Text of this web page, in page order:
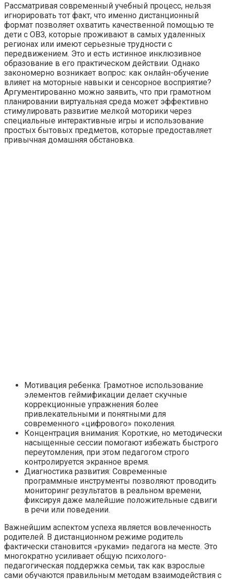
Рассматривая современный учебный процесс, нельзя
игнорировать тот факт, что именно дистанционный
формат позволяет охватить качественной помощью те
дети с ОВЗ, которые проживают в самых удаленных
регионах или имеют серьезные трудности с
передвижением. Это и есть истинное инклюзивное
образование в его практическом действии. Однако
закономерно возникает вопрос: как онлайн-обучение
влияет на моторные навыки и сенсорное восприятие?
Аргументированно можно заявить, что при грамотном
планировании виртуальная среда может эффективно
стимулировать развитие мелкой моторики через
специальные интерактивные игры и использование
простых бытовых предметов, которые предоставляет
привычная домашняя обстановка.
Мотивация ребенка: Грамотное использование
элементов геймификации делает скучные
коррекционные упражнения более
привлекательными и понятными для
современного «цифрового» поколения.
Концентрация внимания: Короткие, но методически
насыщенные сессии помогают избежать быстрого
переутомления, при этом педагогом строго
контролируется экранное время.
Диагностика развития: Современные
программные инструменты позволяют проводить
мониторинг результатов в реальном времени,
фиксируя даже малейшие положительные сдвиги
в речи или поведении.
Важнейшим аспектом успеха является вовлеченность
родителей. В дистанционном режиме родитель
фактически становится «руками» педагога на месте. Это
многократно усиливает общую психолого-
педагогическая поддержка семьи, так как взрослые
сами обучаются правильным методам взаимодействия с